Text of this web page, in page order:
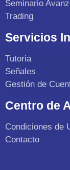
Seminario
Trading
Servicios
Tutoria
Señales
Gestión de
Centro de
Condiciones de
Contacto